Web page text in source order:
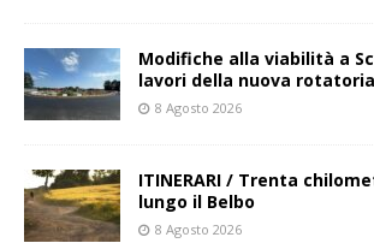
Modifiche alla viabilità a
lavori della nuova rotatoria
8 Agosto 2026
ITINERARI / Trenta
lungo il Belbo
8 Agosto 2026